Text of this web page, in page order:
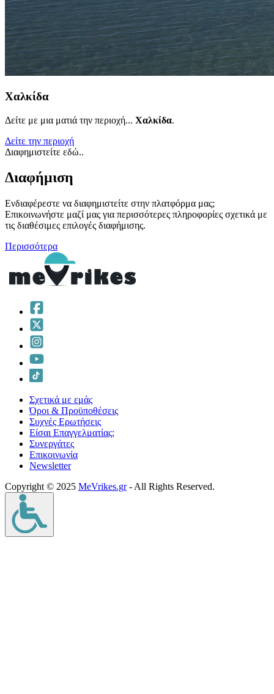
Χαλκίδα
Δείτε με μια ματιά την περιοχή... Χαλκίδα.
Δείτε την περιοχή
Διαφημιστείτε εδώ..
Διαφήμιση
Ενδιαφέρεστε να διαφημιστείτε στην πλατφόρμα μας;
Επικοινωνήστε μαζί μας για περισσότερες πληροφορίες σχετικά με
τις διαθέσιμες επιλογές διαφήμισης.
Περισσότερα
Σχετικά με εμάς
Όροι & Προϋποθέσεις
Συχνές Ερωτήσεις
Είσαι Επαγγελματίας;
Συνεργάτες
Επικοινωνία
Νewsletter
Copyright © 2025 MeVrikes.gr- All Rights Reserved.